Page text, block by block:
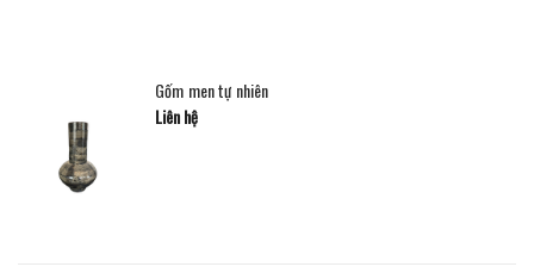
Gốm men tự nhiên
Liên hệ